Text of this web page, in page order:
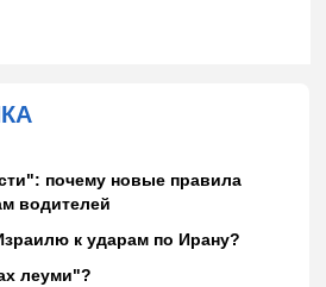
почему новые правила
водителей
к ударам по Ирану?
леуми"?